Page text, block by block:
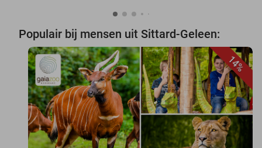
Populair bij mensen uit Sittard-Geleen:
14%